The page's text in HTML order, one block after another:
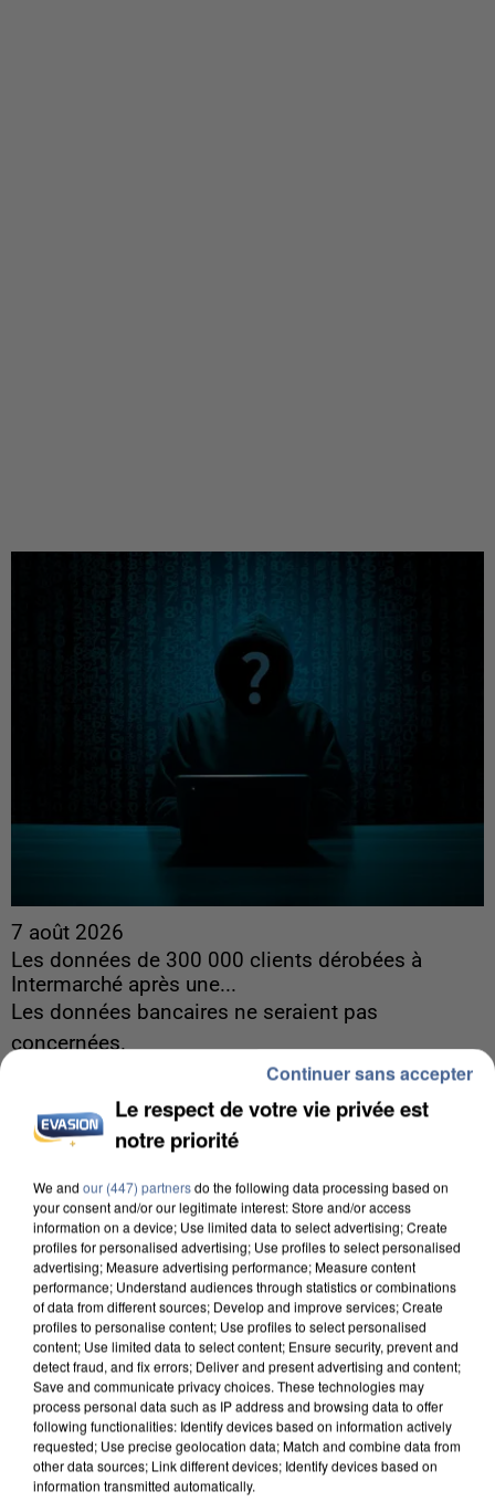
7 août 2026
Les données de 300 000 clients dérobées à
Intermarché après une...
Les données bancaires ne seraient pas
concernées.
7 août 2026
Un second cadre de la DZ Mafia interpellé en
Algérie
Le respect de votre vie privée est
notre priorité
We and our (447) partnersdo the following data processing based on
your consent and/or our legitimate interest: Store and/or access
information on a device; Use limited data to select advertising; Create
profiles for personalised advertising; Use profiles to select personalised
advertising; Measure advertising performance; Measure content
performance; Understand audiences through statistics or combinations
of data from different sources; Develop and improve services; Create
profiles to personalise content; Use profiles to select personalised
content; Use limited data to select content; Ensure security, prevent and
detect fraud, and fix errors; Deliver and present advertising and content;
Save and communicate privacy choices. These technologies may
process personal data such as IP address and browsing data to offer
following functionalities: Identify devices based on information actively
requested; Use precise geolocation data; Match and combine data from
other data sources; Link different devices; Identify devices based on
information transmitted automatically.
Continuer sans accepter